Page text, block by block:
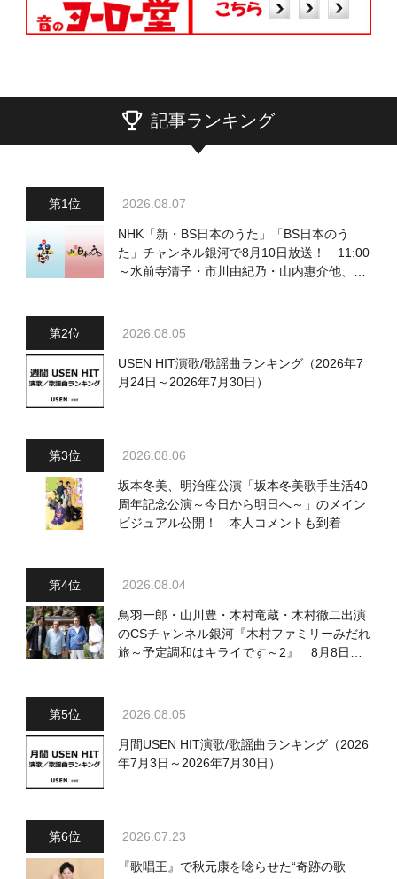
記事ランキング
2026.08.07
NHK「新・BS日本のうた」「BS日本のう
た」チャンネル銀河で8月10日放送！ 11:00
～水前寺清子・市川由紀乃・山内惠介他、
2026.08.05
USEN HIT演歌/歌謡曲ランキング（2026年7
月24日～2026年7月30日）
2026.08.06
坂本冬美、明治座公演「坂本冬美歌手生活40
周年記念公演～今日から明日へ～」のメイン
ビジュアル公開！ 本人コメントも到着
2026.08.04
鳥羽一郎・山川豊・木村竜蔵・木村徹二出演
のCSチャンネル銀河『木村ファミリーみだれ
旅～予定調和はキライです～2』 8月8日
2026.08.05
月間USEN HIT演歌/歌謡曲ランキング（2026
年7月3日～2026年7月30日）
2026.07.23
『歌唱王』で秋元康を唸らせた“奇跡の歌